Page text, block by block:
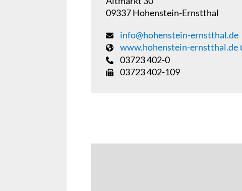
09337 Hohenstein-Ernstthal
info@hohenstein-ernstthal.de
www.hohenstein-ernstthal.de
03723 402-0
03723 402-109